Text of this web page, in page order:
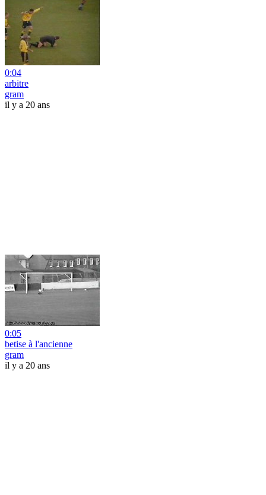
0:04
arbitre
gram
il y a 20 ans
0:05
betise à l'ancienne
gram
il y a 20 ans